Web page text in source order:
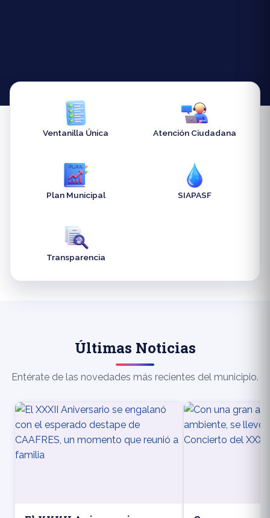
Ventanilla Única Atención Ciudadana
Plan Municipal SIAPASF
Transparencia
Últimas Noticias
Entérate de las novedades más recientes del municipio.